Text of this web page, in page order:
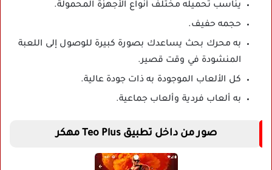
يناسب تحميله مختلف أنواع الأجهزة المحمولة.
حجمه حفيف.
به محرك بحث يساعدك بصورة كبيرة للوصول إلى اللعبة
المنشودة في وقت قصير.
كل الألعاب الموجودة به ذات جودة عالية.
به ألعاب فردية وألعاب جماعية.
صور من داخل تطبيق Teo Plus مهكر